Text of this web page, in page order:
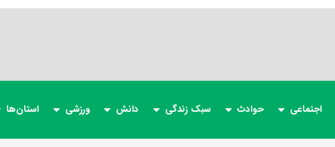
اجتماعی حوادث سبک زندگی دانش ورزشی استان‌ها